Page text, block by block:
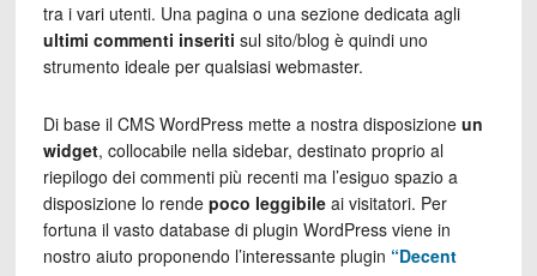
tra i vari utenti. Una pagina o una sezione dedicata agli
ultimi commenti inseriti sul sito/blog è quindi uno
strumento ideale per qualsiasi webmaster.
Di base il CMS WordPress mette a nostra disposizioneun
widget, collocabile nella sidebar, destinato proprio al
riepilogo dei commenti più recenti ma l’esiguo spazio a
disposizione lo rende poco leggibileai visitatori. Per
fortuna il vasto database di plugin WordPress viene in
nostro aiuto proponendo l’interessante plugin “Decent